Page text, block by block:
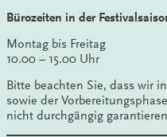
Bürozeiten in der
Montag bis Freitag
10.00 – 15.00 Uhr
Bitte beachten Sie, dass wir
sowie der
nicht durchgängig